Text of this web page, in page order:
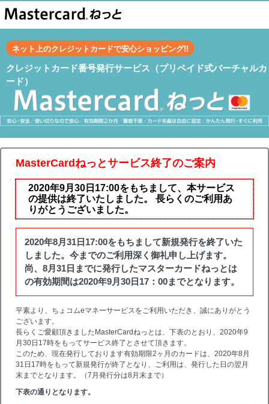
ネット上のクレジットカードで安心ショッピング!!
クレジットカード番号発行サービス（プリペイド式バーチャルカ
ード）
MasterCardねっとサービス終了のご案内
2020年9月30日17:00をもちまして、本サービス
の提供は終了いたしました。 長らくのご利用あ
りがとうございました。
2020年8月31日17:00をもちまして新規発行を終了いた
しました。今までのご利用深く御礼申し上げます。
尚、8月31日までに発行したマスターカードねっとは
の有効期間は2020年9月30日17：00までとなります。
平素より、ちょコムeマネーサービスをご利用いただき、誠にありがとう
ございます。
長らくご愛顧頂きましたMasterCardねっとは、下表のとおり、2020年9
月30日17時をもってサービス終了とさせて頂きます。
このため、現在発行しております有効期限2ヶ月のカードは、2020年8月
31日17時をもって新規発行が終了となり、ご利用は、発行した日の翌月
末までとなります。（7月発行分は8月末まで）
下表の通りとなります。